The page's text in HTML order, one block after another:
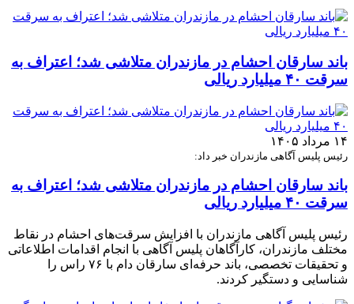
باند سارقان احشام در مازندران متلاشی شد؛ اعتراف به
سرقت ۴۰ میلیارد ریالی
۱۴ مرداد ۱۴۰۵
رئیس پلیس آگاهی مازندران خبر داد:
باند سارقان احشام در مازندران متلاشی شد؛ اعتراف به
سرقت ۴۰ میلیارد ریالی
رئیس پلیس آگاهی مازندران با افزایش سرقت‌های احشام در نقاط
مختلف مازندران، کارآگاهان پلیس آگاهی با انجام اقدامات اطلاعاتی
و تحقیقات تخصصی، باند حرفه‌ای سارقان دام با ۷۶ راس را
شناسایی و دستگیر کردند.